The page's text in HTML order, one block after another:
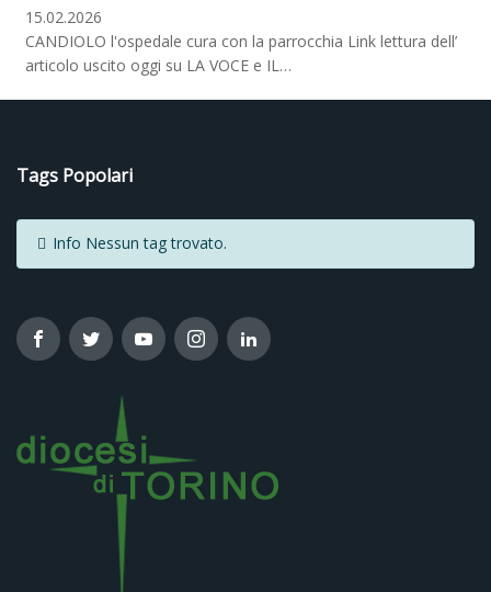
15.02.2026
CANDIOLO l'ospedale cura con la parrocchia Link lettura dell’
articolo uscito oggi su LA VOCE e IL…
Tags Popolari
Info Nessun tag trovato.